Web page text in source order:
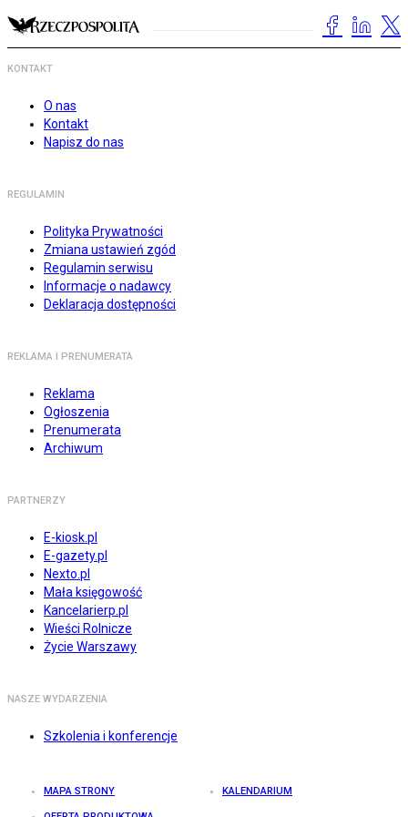
KONTAKT
O nas
Kontakt
Napisz do nas
REGULAMIN
Polityka Prywatności
Zmiana ustawień zgód
Regulamin serwisu
Informacje o nadawcy
Deklaracja dostępności
REKLAMA I PRENUMERATA
Reklama
Ogłoszenia
Prenumerata
Archiwum
PARTNERZY
E-kiosk.pl
E-gazety.pl
Nexto.pl
Mała księgowość
Kancelarierp.pl
Wieści Rolnicze
Życie Warszawy
NASZE WYDARZENIA
Szkolenia i konferencje
MAPA STRONY KALENDARIUM